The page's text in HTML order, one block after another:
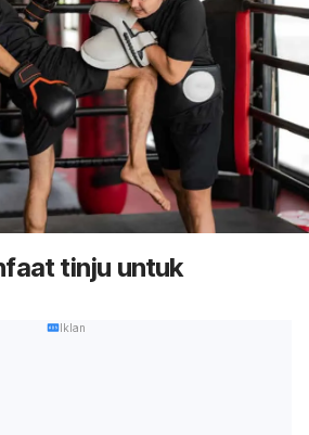
tinju untuk
Iklan